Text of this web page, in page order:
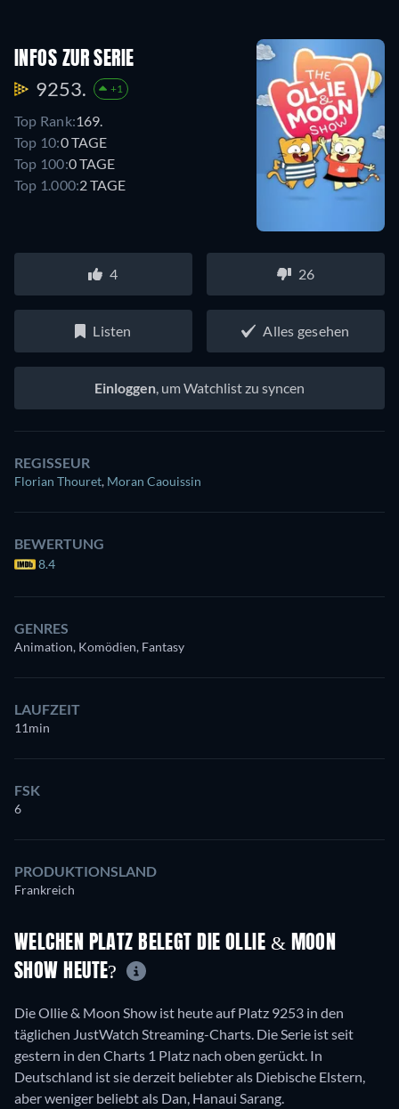
INFOS ZUR SERIE
9253. +1
Top Rank:169.
Top 10:0 TAGE
Top 100:0 TAGE
Top 1.000:2 TAGE
4 26
Listen Alles gesehen
Einloggen , um Watchlist zu syncen
REGISSEUR
Florian Thouret, Moran Caouissin
BEWERTUNG
8.4
GENRES
Animation, Komödien, Fantasy
LAUFZEIT
11min
FSK
6
PRODUKTIONSLAND
Frankreich
WELCHEN PLATZ BELEGT DIE OLLIE & MOON
SHOW HEUTE?
Die Ollie & Moon Show ist heute auf Platz 9253 in den
täglichen JustWatch Streaming-Charts. Die Serie ist seit
gestern in den Charts 1 Platz nach oben gerückt. In
Deutschland ist sie derzeit beliebter als Diebische Elstern,
aber weniger beliebt als Dan, Hanaui Sarang.